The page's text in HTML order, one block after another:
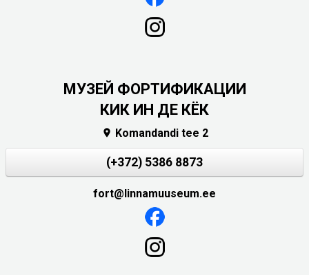
МУЗЕЙ ФОРТИФИКАЦИИ
КИК ИН ДЕ КЁК
 Komandandi tee 2
(+372) 5386 8873
fort@linnamuuseum.ee